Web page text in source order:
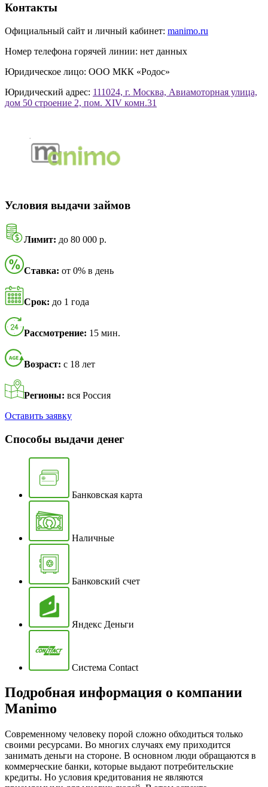
Контакты
Официальный сайт и личный кабинет: manimo.ru
Номер телефона горячей линии: нет данных
Юридическое лицо: ООО МКК «Родос»
Юридический адрес: 111024, г. Москва, Авиамоторная улица,
дом 50 строение 2, пом. XIV комн.31
Условия выдачи займов
Лимит: до 80 000 р.
Ставка: от 0% в день
Срок: до 1 года
Рассмотрение: 15 мин.
Возраст: с 18 лет
Регионы: вся Россия
Оставить заявку
Способы выдачи денег
Банковская карта
Наличные
Банковский счет
Яндекс Деньги
Система Contact
Подробная информация о компании
Manimo
Современному человеку порой сложно обходиться только
своими ресурсами. Во многих случаях ему приходится
занимать деньги на стороне. В основном люди обращаются в
коммерческие банки, которые выдают потребительские
кредиты. Но условия кредитования не являются